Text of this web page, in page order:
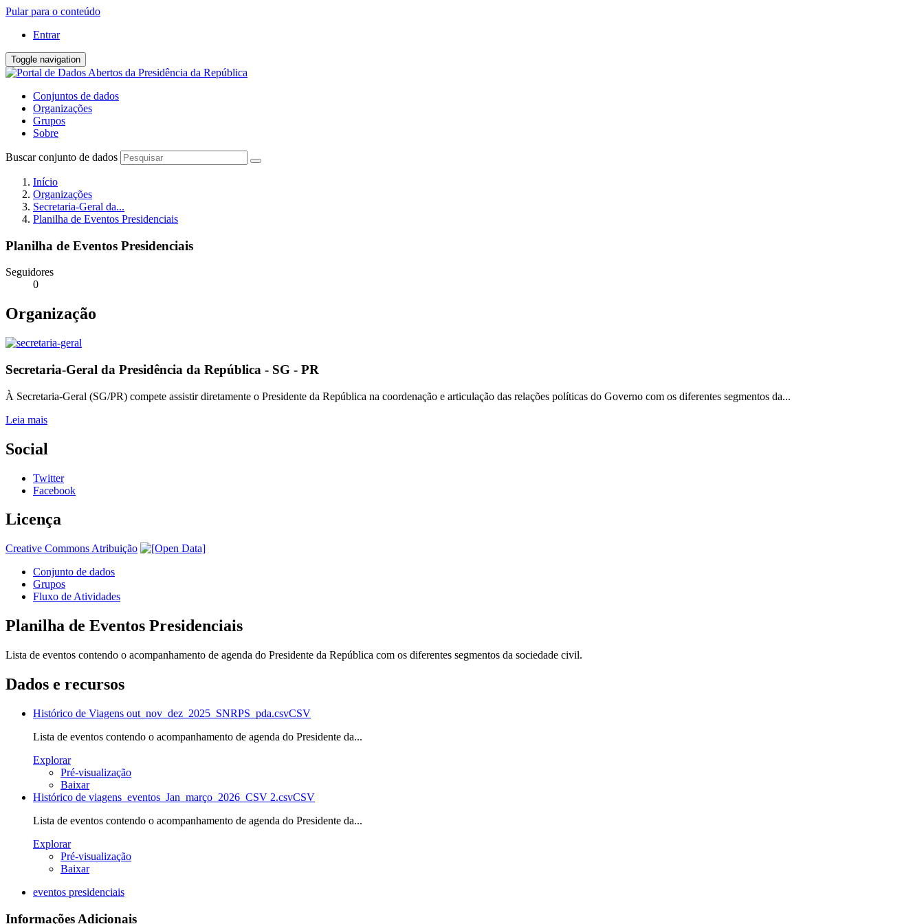
Pular para o conteúdo
Entrar
Toggle navigation
Conjuntos de dados
Organizações
Grupos
Sobre
Buscar conjunto de dados
Início
Organizações
Secretaria-Geral da...
Planilha de Eventos Presidenciais
Planilha de Eventos Presidenciais
Seguidores
0
Organização
Secretaria-Geral da Presidência da República - SG - PR
À Secretaria-Geral (SG/PR) compete assistir diretamente o Presidente da República na coordenação e articulação das relações políticas do Governo com os diferentes segmentos da...
Leia mais
Social
Twitter
Facebook
Licença
Creative Commons Atribuição
Conjunto de dados
Grupos
Fluxo de Atividades
Planilha de Eventos Presidenciais
Lista de eventos contendo o acompanhamento de agenda do Presidente da República com os diferentes segmentos da sociedade civil.
Dados e recursos
Histórico de Viagens out_nov_dez_2025_SNRPS_pda.csvCSV
Lista de eventos contendo o acompanhamento de agenda do Presidente da...
Explorar
Pré-visualização
Baixar
Histórico de viagens_eventos_Jan_março_2026_CSV 2.csvCSV
Lista de eventos contendo o acompanhamento de agenda do Presidente da...
Explorar
Pré-visualização
Baixar
eventos presidenciais
Informações Adicionais